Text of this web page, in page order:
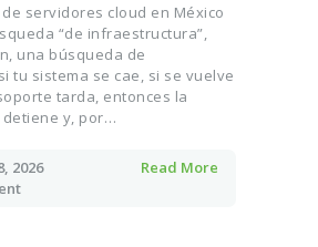
servidores cloud en México
“de infraestructura”,
una búsqueda de
tu sistema se cae, si se vuelve
tarda, entonces la
y, por…
2026
Read More